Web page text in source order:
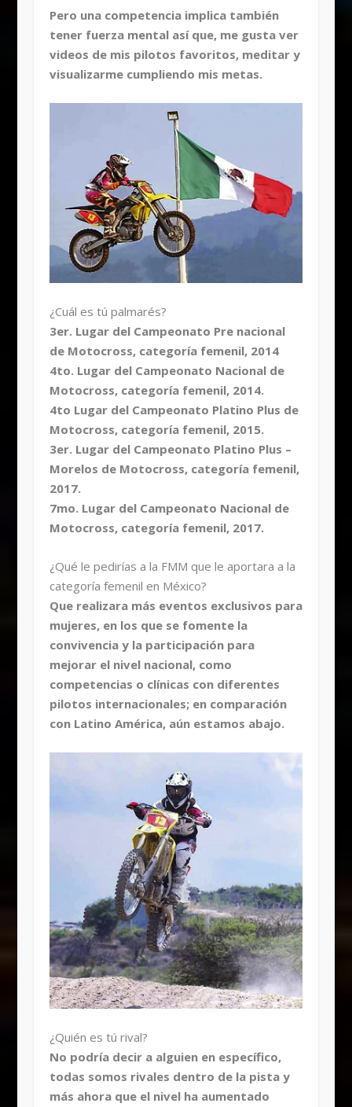
Pero una competencia implica también
tener fuerza mental así que, me gusta ver
videos de mis pilotos favoritos, meditar y
visualizarme cumpliendo mis metas.
¿Cuál es tú palmarés?
3er. Lugar del Campeonato Pre nacional
de Motocross, categoría femenil, 2014
4to. Lugar del Campeonato Nacional de
Motocross, categoría femenil, 2014.
4to Lugar del Campeonato Platino Plus de
Motocross, categoría femenil, 2015.
3er. Lugar del Campeonato Platino Plus –
Morelos de Motocross, categoría femenil,
2017.
7mo. Lugar del Campeonato Nacional de
Motocross, categoría femenil, 2017.
¿Qué le pedirías a la FMM que le aportara a la
categoría femenil en México?
Que realizara más eventos exclusivos para
mujeres, en los que se fomente la
convivencia y la participación para
mejorar el nivel nacional, como
competencias o clínicas con diferentes
pilotos internacionales; en comparación
con Latino América, aún estamos abajo.
¿Quién es tú rival?
No podría decir a alguien en específico,
todas somos rivales dentro de la pista y
más ahora que el nivel ha aumentado